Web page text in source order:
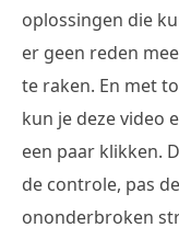
oplossingen die
er geen reden
te raken. En met
kun je deze video
een paar klikken.
de controle, pas
ononderbroken